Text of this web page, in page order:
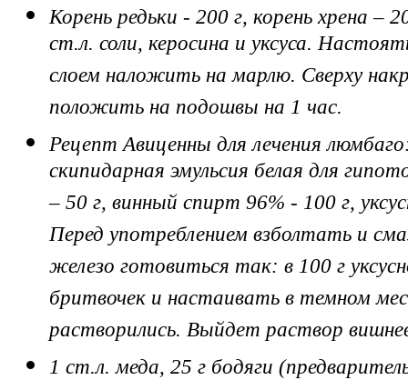
Корень редьки - 200 г, корень хрена –
ст.л. соли, керосина и уксуса.
слоем наложить на марлю. Сверху
положить на подошвы на 1 час.
Рецепт Авиценны для лечения
скипидарная эмульсия белая для
– 50 г, винный спирт 96% - 100 г,
Перед употреблением взболтать и
железо готовиться так: в 100 г
бритвочек и настаивать в темном
растворились. Выйдет раствор
1 ст.л. меда, 25 г бодяги